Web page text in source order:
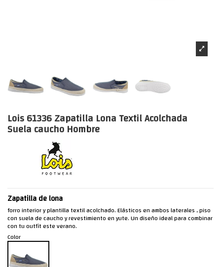
Lois 61336 Zapatilla Lona Textil Acolchada
Suela caucho Hombre
Zapatilla de lona
forro interior y plantilla textil acolchado. Elásticos en ambos laterales , piso
con suela de caucho y revestimiento en yute. Un diseño ideal para combinar
con tu outfit este verano.
Color